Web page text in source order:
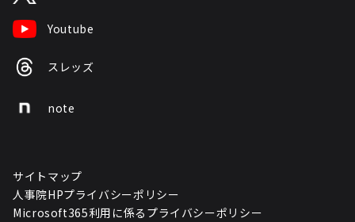
Youtube
スレッズ
note
サイトマップ
人事院HPプライバシーポリシー
Microsoft365利用に係るプライバシーポリシー